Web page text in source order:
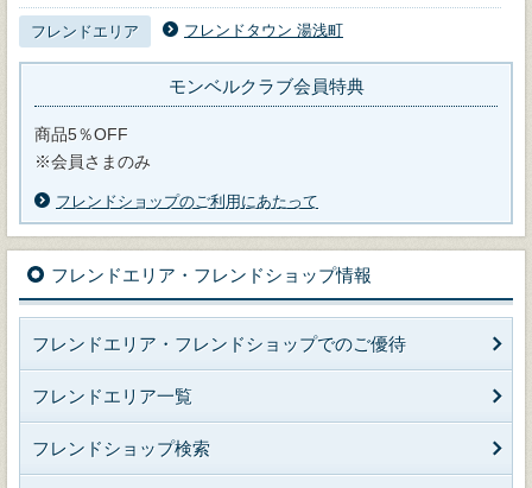
フレンドエリア フレンドタウン 湯浅町
モンベルクラブ会員特典
商品5％OFF
※会員さまのみ
フレンドショップのご利用にあたって
フレンドエリア・フレンドショップ情報
フレンドエリア・フレンドショップでのご優待
フレンドエリア一覧
フレンドショップ検索